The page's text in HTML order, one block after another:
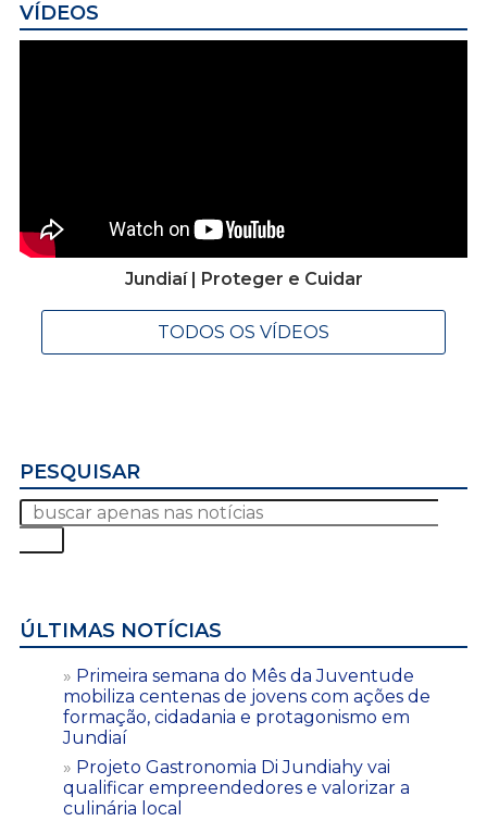
VÍDEOS
Jundiaí | Proteger e Cuidar
TODOS OS VÍDEOS
PESQUISAR
ÚLTIMAS NOTÍCIAS
Primeira semana do Mês da Juventude
mobiliza centenas de jovens com ações de
formação, cidadania e protagonismo em
Jundiaí
Projeto Gastronomia Di Jundiahy vai
qualificar empreendedores e valorizar a
culinária local